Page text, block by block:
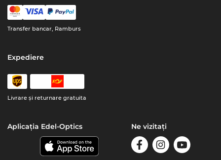
Transfer bancar, Ramburs
Expediere
Livrare şi returnare gratuita
Aplicația Edel-Optics Ne vizitați